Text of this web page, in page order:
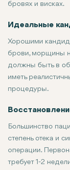
бровях и висках.
Идеальные
Хорошими
брови, морщины
должны быть в
иметь
процедуры.
Большинство
степень отека и
операции.
требует 1-2